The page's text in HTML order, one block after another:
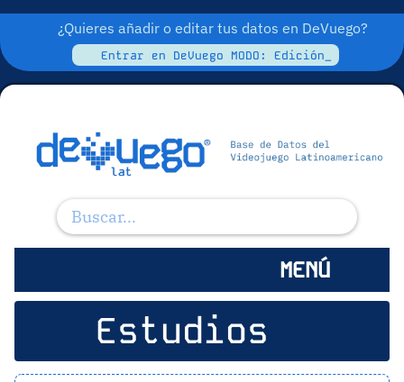
¿Quieres añadir o editar tus datos en DeVuego?
Entrar en DeVuego MODO: Edición_
MENÚ
Estudios